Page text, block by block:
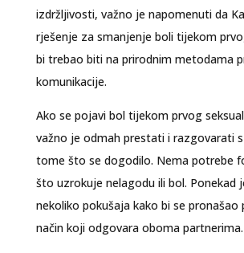
izdržljivosti, važno je napomenuti da
rješenje za smanjenje boli tijekom
bi trebao biti na prirodnim metodama
komunikacije.
Ako se pojavi bol tijekom prvog
važno je odmah prestati i razgovarati
tome što se dogodilo. Nema potrebe
što uzrokuje nelagodu ili bol. Ponekad
nekoliko pokušaja kako bi se pronašao
način koji odgovara oboma partnerima.